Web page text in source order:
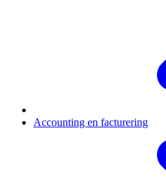
Accounting en facturering